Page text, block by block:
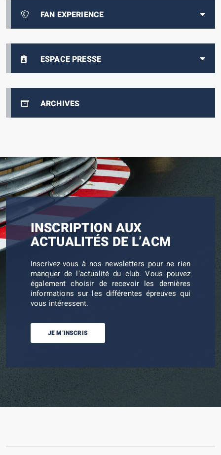
FAN EXPERIENCE
ESPACE PRESSE
ARCHIVES
INSCRIPTION AUX
ACTUALITÉS DE L’ACM
Inscrivez-vous à nos newsletters pour ne rien
manquer de l’actualité du club. Vous pouvez
également choisir de recevoir les dernières
informations sur les différentes épreuves qui
vous intéressent.
JE M’INSCRIS